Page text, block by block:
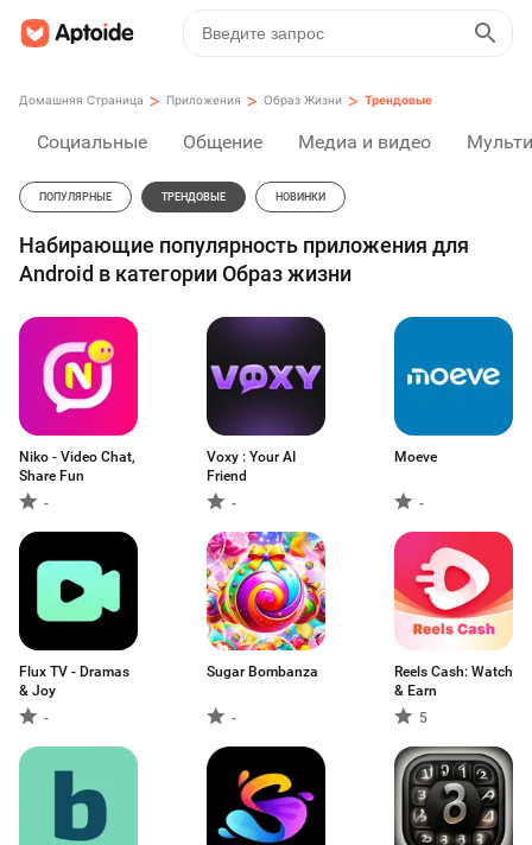
Домашняя Страница > Приложения > Образ Жизни > Трендовые
Социальные Общение Медиа и видео
ПОПУЛЯРНЫЕ ТРЕНДОВЫЕ НОВИНКИ
Набирающие популярность приложения для
Android в категории Образ жизни
Niko - Video Chat,
Share Fun
-
Voxy : Your AI
Friend
-
Moeve
-
Flux TV - Dramas
& Joy
-
Sugar Bombanza
-
Reels Cash: Watch
& Earn
5